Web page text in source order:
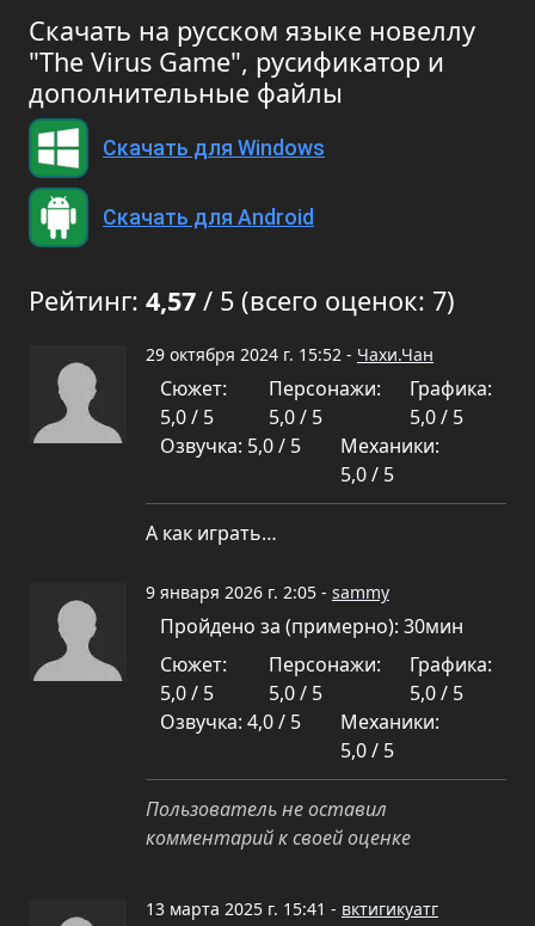
Скачать на русском языке новеллу
"The Virus Game", русификатор и
дополнительные файлы
Скачать для Windows
Скачать для Android
Рейтинг: 4,57 / 5 (всего оценок: 7)
29 октября 2024 г. 15:52 - Чахи.Чан
Сюжет:
5,0 / 5
Персонажи:
5,0 / 5
Графика:
5,0 / 5
Озвучка: 5,0 / 5
Механики:
5,0 / 5
А как играть…
9 января 2026 г. 2:05 - sammy
Пройдено за (примерно): 30мин
Сюжет:
5,0 / 5
Персонажи:
5,0 / 5
Графика:
5,0 / 5
Озвучка: 4,0 / 5
Механики:
5,0 / 5
Пользователь не оставил
комментарий к своей оценке
13 марта 2025 г. 15:41 - вктигикуатг